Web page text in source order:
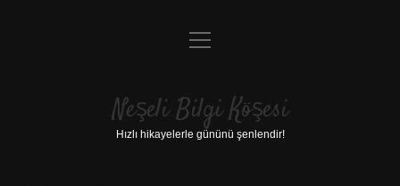
Anasayfa
Yasal Uyarı
menüyü
Neşeli Bilgi Köşesi
Hızlı hikayelerle gününü şenlendir!